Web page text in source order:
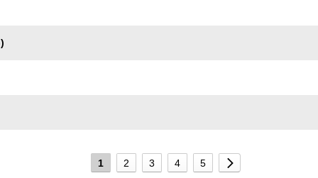
1 2 3 4 5